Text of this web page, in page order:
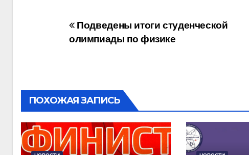
Навигация
Подведены итоги студенческой
олимпиады по физике
ПОХОЖАЯ ЗАПИСЬ